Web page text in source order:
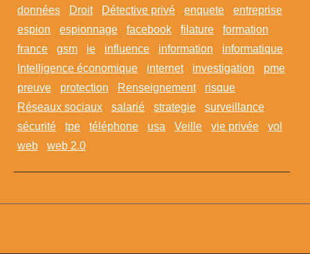
données
Droit Détective privé enquete
entreprise
espion
espionnage facebook filature
formation
france
gsm ie influence information
informatique
Intelligence économique
internet investigation
pme
preuve
protection Renseignement
risque
Réseaux sociaux
salarié strategie
surveillance
sécurité
tpe téléphone usa Veille vie privée
vol
web
web 2.0